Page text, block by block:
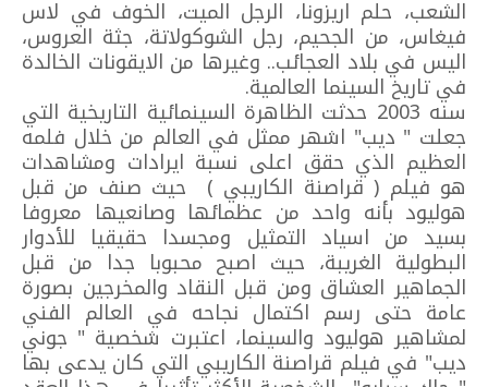
الشعب، حلم اريزونا، الرجل الميت، الخوف في لاس
فيغاس، من الجحيم، رجل الشوكولاتة، جثة العروس،
اليس في بلاد العجائب.. وغيرها من الايقونات الخالدة
في تاريخ السينما العالمية.
سنه 2003 حدثت الظاهرة السينمائية التاريخية التي
جعلت " ديب" اشهر ممثل في العالم من خلال فلمه
العظيم الذي حقق اعلى نسبة ايرادات ومشاهدات
هو فيلم ( قراصنة الكاريبي ) حيث صنف من قبل
هوليود بأنه واحد من عظمائها وصانعيها معروفا
بسيد من اسياد التمثيل ومجسدا حقيقيا للأدوار
البطولية الغريبة، حيث اصبح محبوبا جدا من قبل
الجماهير العشاق ومن قبل النقاد والمخرجين بصورة
عامة حتى رسم اكتمال نجاحه في العالم الفني
لمشاهير هوليود والسينما، اعتبرت شخصية " جوني
ديب" في فيلم قراصنة الكاريبي التي كان يدعى بها